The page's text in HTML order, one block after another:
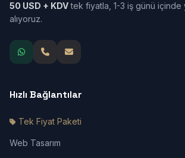
50 USD + KDVtek fiyatla, 1-3 iş günü içinde
alıyoruz.
Hızlı Bağlantılar
Tek Fiyat Paketi
Web Tasarım